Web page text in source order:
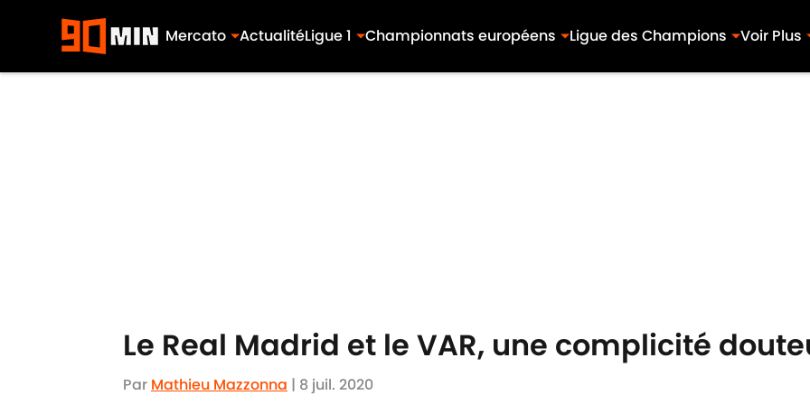
Mercato ActualitéLigue 1 Championnats européens Ligue des Champions Voir Plus
Le Real Madrid et le VAR, une complicité
Par Mathieu Mazzonna | 8 juil. 2020